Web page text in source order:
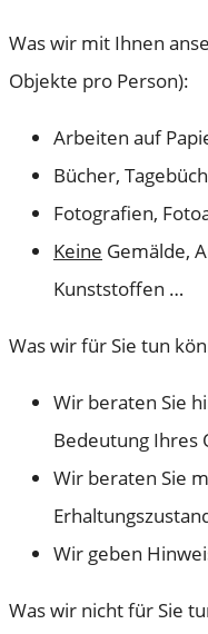
Was wir mit Ihnen
Objekte pro Person):
Arbeiten auf
Bücher,
Fotografien,
Keine Gemälde,
Kunststoffen …
Was wir für Sie tun
Wir beraten Sie
Bedeutung Ihres
Wir beraten Sie
Wir geben
Was wir nicht für Sie